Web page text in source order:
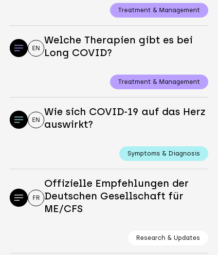
Treatment & Management
EN
Welche Therapien gibt es bei
Long COVID?
Treatment & Management
EN
Wie sich COVID-19 auf das Herz
auswirkt?
Symptoms & Diagnosis
FR
Offizielle Empfehlungen der
Deutschen Gesellschaft für
ME/CFS
Research & Updates